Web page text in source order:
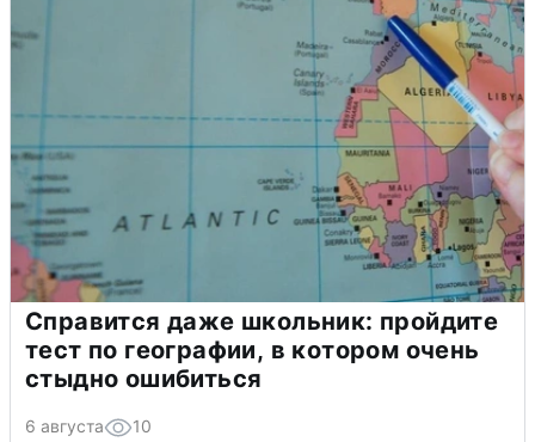
Справится даже школьник: пройдите
тест по географии, в котором очень
стыдно ошибиться
6 августа 10